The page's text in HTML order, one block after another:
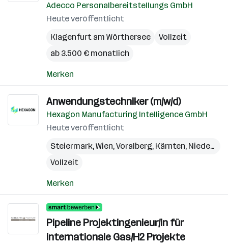
Adecco Personalbereitstellungs GmbH
Heute veröffentlicht
Klagenfurt am Wörthersee
Vollzeit
ab 3.500 € monatlich
Merken
Anwendungstechniker (m/w/d)
Hexagon Manufacturing Intelligence GmbH
Heute veröffentlicht
Steiermark,Wien,Voralberg, Kärnten, Niederösterreich
Vollzeit
Merken
Pipeline Projektingenieur/in für
internationale Gas/H2 Projekte